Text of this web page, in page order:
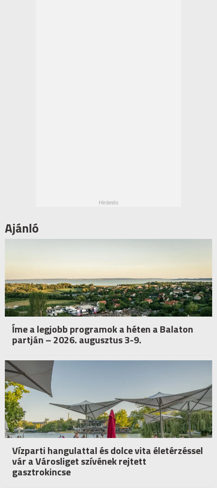
Ajánló
Íme a legjobb programok a héten a Balaton
partján – 2026. augusztus 3-9.
Vízparti hangulattal és dolce vita életérzéssel
vár a Városliget szívének rejtett
gasztrokincse